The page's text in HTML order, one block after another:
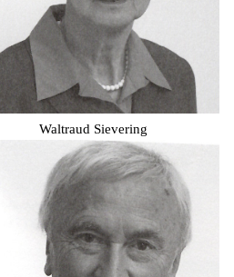
Waltraud Sievering